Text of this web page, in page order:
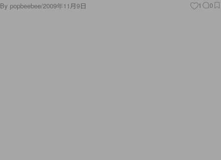
By popbeebee/2009年11月9日 1 0